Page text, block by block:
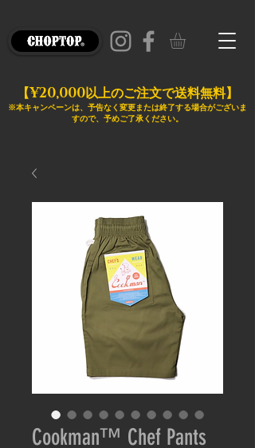
【¥20,000以上のご注文で送料無料】
※本キャンペーンは、予告なく変更または終了する場合がございま
すので、予めご了承ください。
Cookman™️ Chef Pants